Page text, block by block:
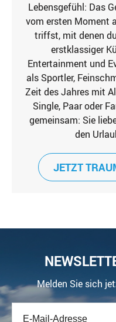
Lebensgefühl: Das
vom ersten Moment
triffst, mit denen
erstklassiger
Entertainment und
als Sportler,
Zeit des Jahres mit
Single, Paar oder
gemeinsam: Sie
den
JETZT
Melden Sie sich